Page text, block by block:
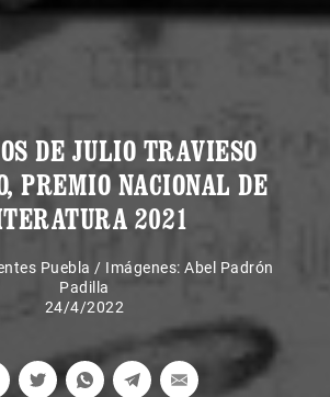
DE JULIO TRAVIESO
PREMIO NACIONAL DE
2021
Puebla / Imágenes: Abel Padrón
Padilla
24/4/2022